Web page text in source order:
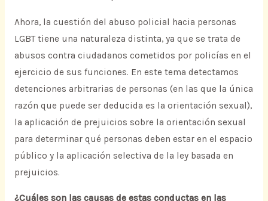
Ahora, la cuestión del abuso policial hacia personas
LGBT tiene una naturaleza distinta, ya que se trata de
abusos contra ciudadanos cometidos por policías en el
ejercicio de sus funciones. En este tema detectamos
detenciones arbitrarias de personas (en las que la única
razón que puede ser deducida es la orientación sexual),
la aplicación de prejuicios sobre la orientación sexual
para determinar qué personas deben estar en el espacio
público y la aplicación selectiva de la ley basada en
prejuicios.
¿Cuáles son las causas de estas conductas en las